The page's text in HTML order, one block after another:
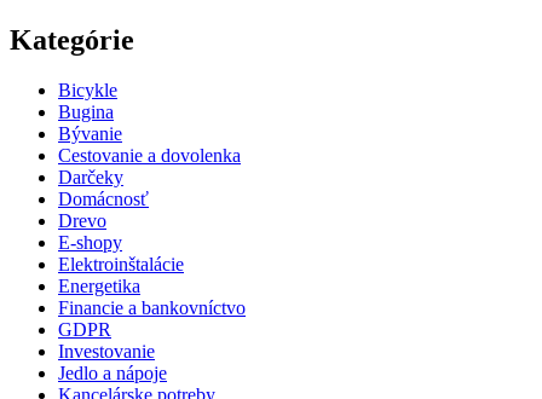
Kategórie
Bicykle
Bugina
Bývanie
Cestovanie a dovolenka
Darčeky
Domácnosť
Drevo
E-shopy
Elektroinštalácie
Energetika
Financie a bankovníctvo
GDPR
Investovanie
Jedlo a nápoje